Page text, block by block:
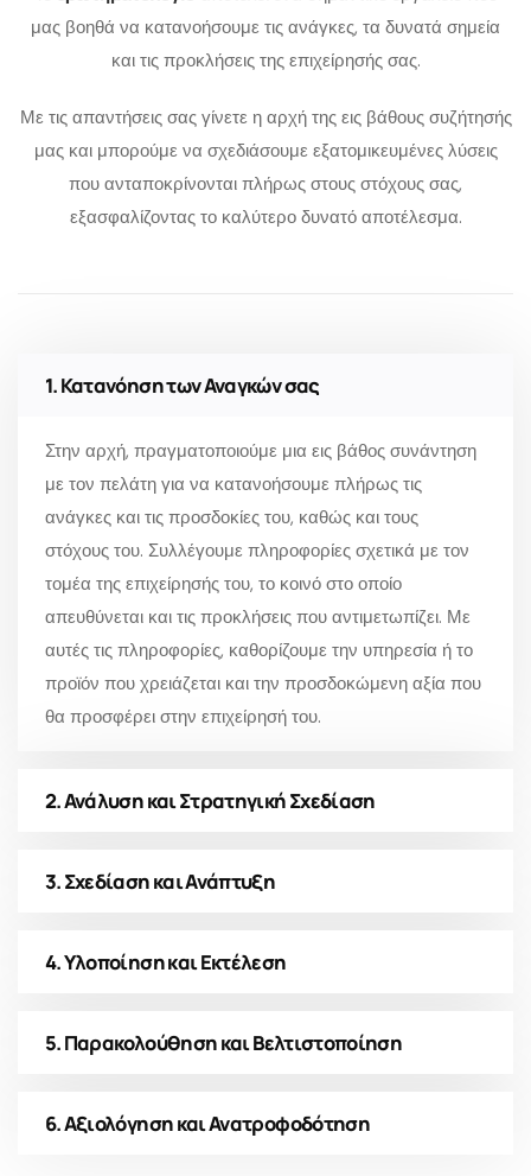
μας βοηθά να κατανοήσουμε τις ανάγκες, τα δυνατά σημεία
και τις προκλήσεις της επιχείρησής σας.
Με τις απαντήσεις σας γίνετε η αρχή της εις βάθους συζήτησής
μας και μπορούμε να σχεδιάσουμε εξατομικευμένες λύσεις
που ανταποκρίνονται πλήρως στους στόχους σας,
εξασφαλίζοντας το καλύτερο δυνατό αποτέλεσμα.
1. Κατανόηση των Αναγκών σας
Στην αρχή, πραγματοποιούμε μια εις βάθος συνάντηση
με τον πελάτη για να κατανοήσουμε πλήρως τις
ανάγκες και τις προσδοκίες του, καθώς και τους
στόχους του. Συλλέγουμε πληροφορίες σχετικά με τον
τομέα της επιχείρησής του, το κοινό στο οποίο
απευθύνεται και τις προκλήσεις που αντιμετωπίζει. Με
αυτές τις πληροφορίες, καθορίζουμε την υπηρεσία ή το
προϊόν που χρειάζεται και την προσδοκώμενη αξία που
θα προσφέρει στην επιχείρησή του.
2. Ανάλυση και Στρατηγική Σχεδίαση
3. Σχεδίαση και Ανάπτυξη
4. Υλοποίηση και Εκτέλεση
5. Παρακολούθηση και Βελτιστοποίηση
6. Αξιολόγηση και Ανατροφοδότηση